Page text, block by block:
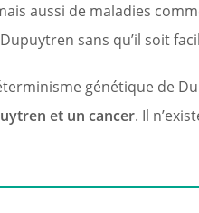
aussi de maladies
sans qu’il soit
génétique de
et un cancer. Il